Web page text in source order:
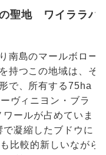
聖地 ワイララパ
南島のマールボロー
持つこの地域は、そ
で、所有する75ha
ヴィニヨン・ブラ
ールが占めていま
凝縮したブドウに
比較的新しいながら